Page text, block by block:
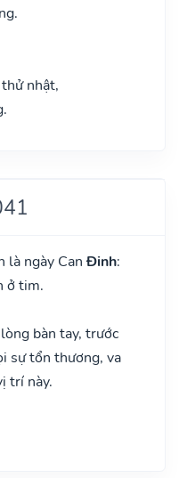
nhật,
là ngày CanĐinh:
ở tim.
bàn tay, trước
sự tổn thương, va
trí này.